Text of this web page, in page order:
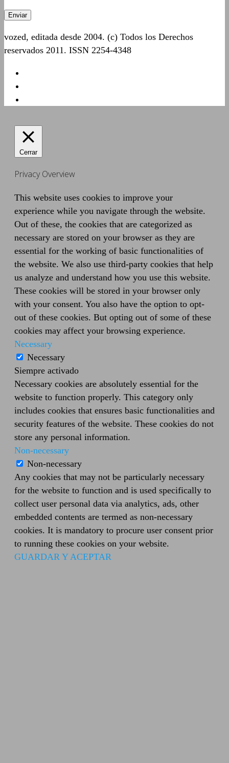
vozed, editada desde 2004. (c) Todos los Derechos
reservados 2011. ISSN 2254-4348
Cerrar
Privacy Overview
This website uses cookies to improve your
experience while you navigate through the website.
Out of these, the cookies that are categorized as
necessary are stored on your browser as they are
essential for the working of basic functionalities of
the website. We also use third-party cookies that help
us analyze and understand how you use this website.
These cookies will be stored in your browser only
with your consent. You also have the option to opt-
out of these cookies. But opting out of some of these
cookies may affect your browsing experience.
Necessary
Necessary
Siempre activado
Necessary cookies are absolutely essential for the
website to function properly. This category only
includes cookies that ensures basic functionalities and
security features of the website. These cookies do not
store any personal information.
Non-necessary
Non-necessary
Any cookies that may not be particularly necessary
for the website to function and is used specifically to
collect user personal data via analytics, ads, other
embedded contents are termed as non-necessary
cookies. It is mandatory to procure user consent prior
to running these cookies on your website.
GUARDAR Y ACEPTAR